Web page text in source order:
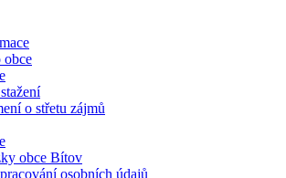
obce
o střetu zájmů
obce Bítov
osobních údajů